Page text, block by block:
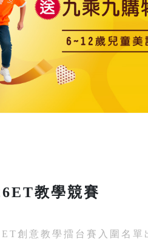
教學競賽
創意教學擂台賽入圍名單